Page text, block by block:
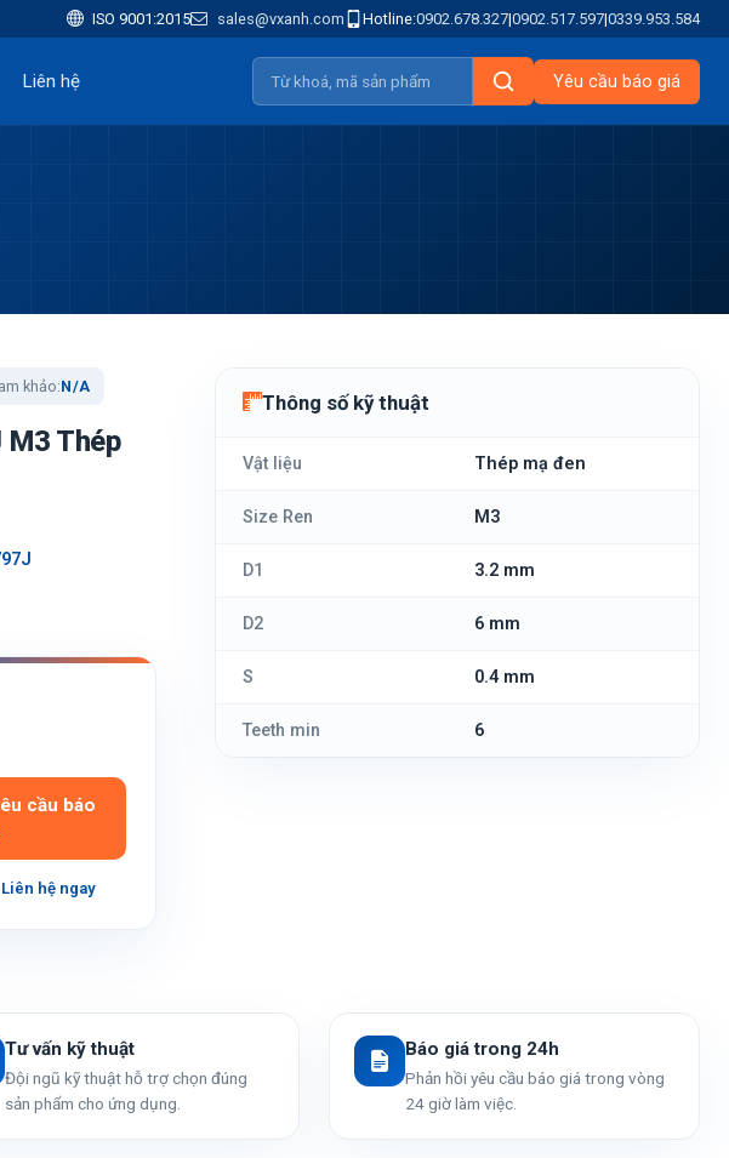
ISO 9001:2015 sales@vxanh.com Hotline:0902.678.327|0902.517.597|0339.953.584
Liên hệ Yêu cầu báo giá
khảo:N/A
M3 Thép
cầu báo
Liên hệ ngay
Thông số kỹ thuật
Vật liệu Thép mạ đen
Size Ren M3
D1 3.2 mm
D2 6 mm
S 0.4 mm
Teeth min 6
Tư vấn kỹ thuật
Đội ngũ kỹ thuật hỗ trợ chọn đúng
sản phẩm cho ứng dụng.
Báo giá trong 24h
Phản hồi yêu cầu báo giá trong vòng
24 giờ làm việc.